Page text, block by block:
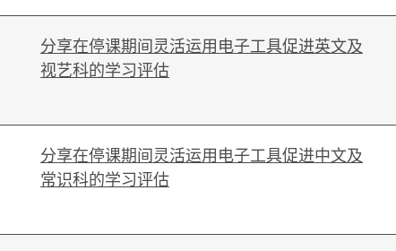
分享在停课期间灵活运用电子工具促进英文及
视艺科的学习评估
分享在停课期间灵活运用电子工具促进中文及
常识科的学习评估